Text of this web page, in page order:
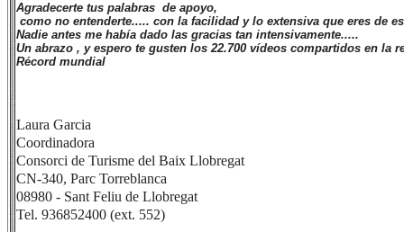
Agradecerte tus palabras de apoyo,
como no entenderte..... con la facilidad y lo extensiva que eres de
Nadie antes me había dado las gracias tan intensivamente.....
Un abrazo , y espero te gusten los 22.700 vídeos compartidos en la
Récord mundial
Laura Garcia
Coordinadora
Consorci de Turisme del Baix Llobregat
CN-340, Parc Torreblanca
08980 - Sant Feliu de Llobregat
Tel. 936852400 (ext. 552)